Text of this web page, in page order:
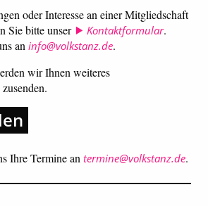
oder Interesse an einer Mitgliedschaft
Sie bitte unser
Kontaktformular.
an info@volkstanz.de.
wir Ihnen weiteres
Ihre Termine an termine@volkstanz.de.